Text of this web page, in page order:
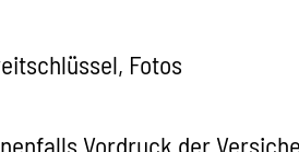
Fotos
Vordruck der